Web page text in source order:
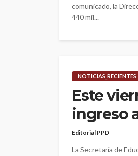
comunicado, la
440 mil...
NOTICIAS_RECIENTES
Este
ingreso
Editorial PPD
La Secretaría de